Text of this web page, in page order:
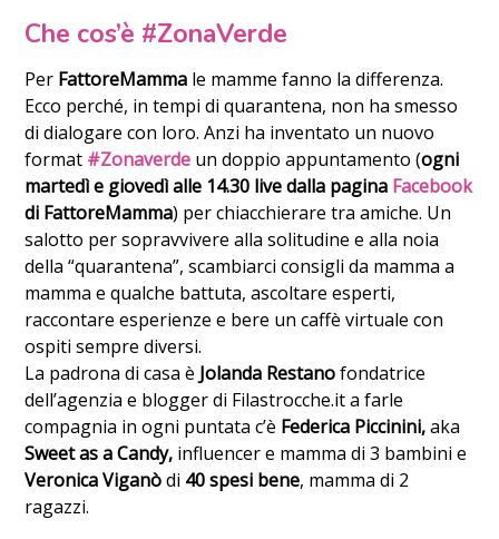
Che cos’è #ZonaVerde
Per FattoreMamma le mamme fanno la differenza.
Ecco perché, in tempi di quarantena, non ha smesso
di dialogare con loro. Anzi ha inventato un nuovo
format #Zonaverde un doppio appuntamento (ogni
martedì e giovedì alle 14.30 live dalla pagina Facebook
di FattoreMamma) per chiacchierare tra amiche. Un
salotto per sopravvivere alla solitudine e alla noia
della “quarantena”, scambiarci consigli da mamma a
mamma e qualche battuta, ascoltare esperti,
raccontare esperienze e bere un caffè virtuale con
ospiti sempre diversi.
La padrona di casa è Jolanda Restanofondatrice
dell’agenzia e blogger di Filastrocche.it a farle
compagnia in ogni puntata c’è Federica Piccinini,aka
Sweet as a Candy, influencer e mamma di 3 bambini e
Veronica Viganòdi 40 spesi bene, mamma di 2
ragazzi.